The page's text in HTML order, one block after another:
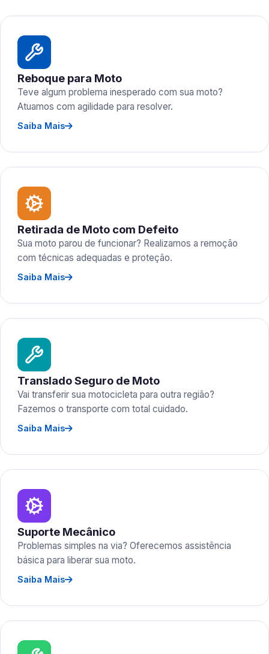
Reboque para Moto
Teve algum problema inesperado com sua moto?
Atuamos com agilidade para resolver.
Saiba Mais
Retirada de Moto com Defeito
Sua moto parou de funcionar? Realizamos a remoção
com técnicas adequadas e proteção.
Saiba Mais
Translado Seguro de Moto
Vai transferir sua motocicleta para outra região?
Fazemos o transporte com total cuidado.
Saiba Mais
Suporte Mecânico
Problemas simples na via? Oferecemos assistência
básica para liberar sua moto.
Saiba Mais